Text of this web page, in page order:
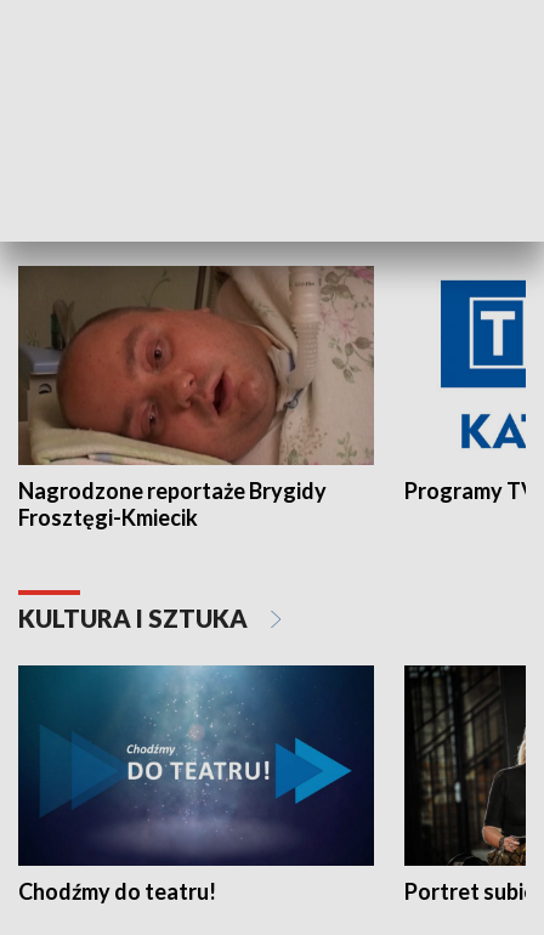
Nagrodzone reportaże Brygidy
Frosztęgi-Kmiecik
Programy
KULTURA I SZTUKA
Chodźmy do teatru! Portret